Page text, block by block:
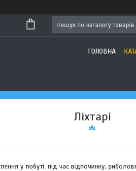
ГОЛОВНА
Ліхтарі
у побуті, під час відпочинку,
2